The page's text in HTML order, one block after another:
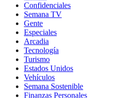
Confidenciales
Semana TV
Gente
Especiales
Arcadia
Tecnología
Turismo
Estados Unidos
Vehículos
Semana Sostenible
Finanzas Personales